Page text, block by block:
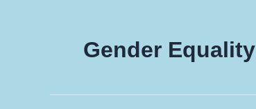
Gender Equality